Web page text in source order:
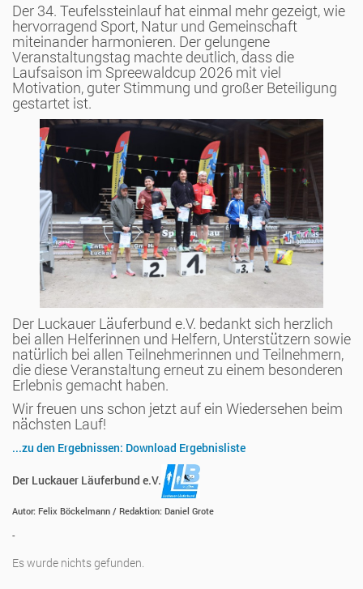
Der 34. Teufelssteinlauf hat einmal mehr gezeigt, wie
hervorragend Sport, Natur und Gemeinschaft
miteinander harmonieren. Der gelungene
Veranstaltungstag machte deutlich, dass die
Laufsaison im Spreewaldcup 2026 mit viel
Motivation, guter Stimmung und großer Beteiligung
gestartet ist.
Der Luckauer Läuferbund e.V. bedankt sich herzlich
bei allen Helferinnen und Helfern, Unterstützern sowie
natürlich bei allen Teilnehmerinnen und Teilnehmern,
die diese Veranstaltung erneut zu einem besonderen
Erlebnis gemacht haben.
Wir freuen uns schon jetzt auf ein Wiedersehen beim
nächsten Lauf!
...zu den Ergebnissen: Download Ergebnisliste
Der Luckauer Läuferbund e.V.
Autor: Felix Böckelmann / Redaktion: Daniel Grote
-
Es wurde nichts gefunden.